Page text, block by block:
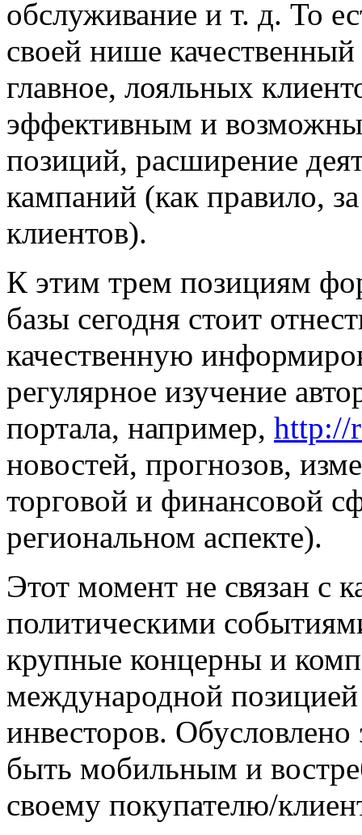
обслуживание и т. д. То
своей нише
главное, лояльных
эффективным и
позиций, расширение
кампаний (как правило,
клиентов).
К этим трем позициям
базы сегодня стоит
качественную
регулярное изучение
портала, например, http://
новостей, прогнозов,
торговой и финансовой
региональном аспекте).
Этот момент не связан с
политическими
крупные концерны и
международной
инвесторов.
быть мобильным и
своему покупателю/